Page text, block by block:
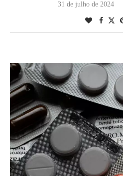
31 de julho de 2024